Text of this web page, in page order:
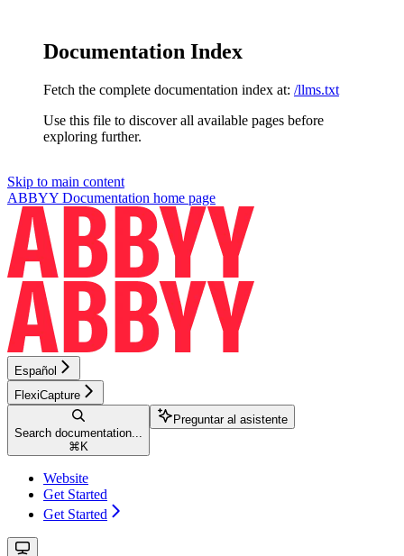
Documentation Index
Fetch the complete documentation index at: /llms.txt
Use this file to discover all available pages before
exploring further.
Skip to main content
ABBYY Documentation home page
Español
FlexiCapture
Search documentation...
⌘ K
Preguntar al asistente
Website
Get Started
Get Started